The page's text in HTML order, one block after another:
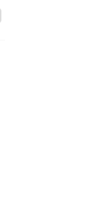
Back